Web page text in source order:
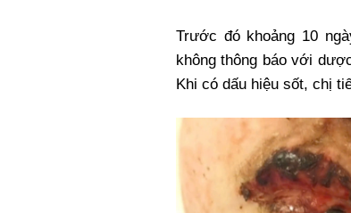
Trước đó khoảng 10
không thông báo với
Khi có dấu hiệu sốt, chị